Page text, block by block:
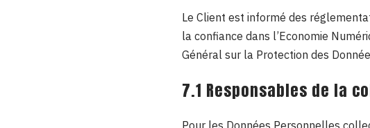
Le Client est informé des
la confiance dans l’Economie
Général sur la Protection des
7.1 Responsables de la
Pour les Données Personnelles